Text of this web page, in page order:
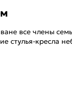
все члены
стулья-кресла